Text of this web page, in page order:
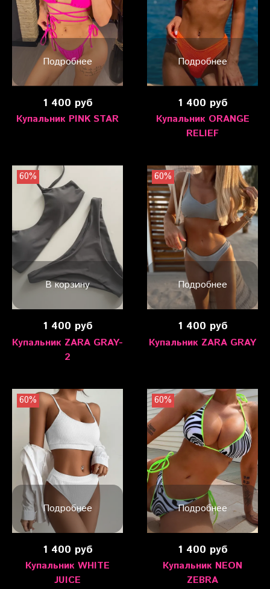
Подробнее
1 400 руб
Купальник PINK STAR
Подробнее
1 400 руб
Купальник ORANGE
RELIEF
В корзину
60%
1 400 руб
Купальник ZARA GRAY-
2
Подробнее
60%
1 400 руб
Купальник ZARA GRAY
Подробнее
60%
1 400 руб
Купальник WHITE
JUICE
Подробнее
60%
1 400 руб
Купальник NEON
ZEBRA